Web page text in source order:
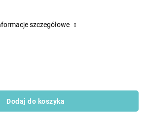
Dodaj do koszyka
szczegółowe